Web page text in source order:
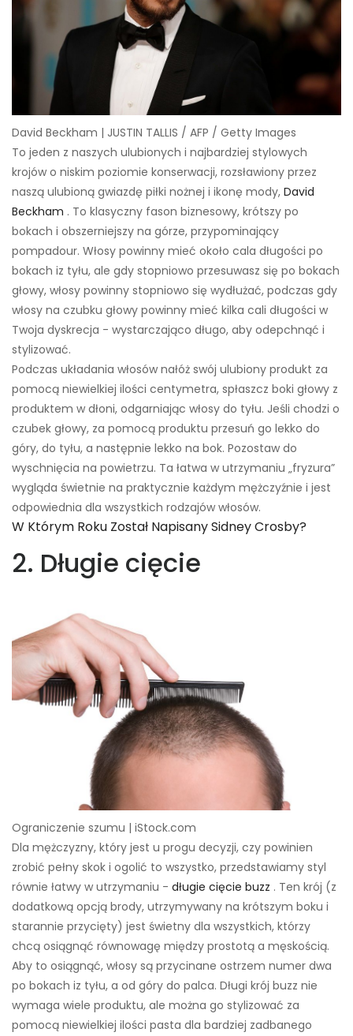
David Beckham | JUSTIN TALLIS / AFP / Getty Images
To jeden z naszych ulubionych i najbardziej stylowych
krojów o niskim poziomie konserwacji, rozsławiony przez
naszą ulubioną gwiazdę piłki nożnej i ikonę mody, David
Beckham . To klasyczny fason biznesowy, krótszy po
bokach i obszerniejszy na górze, przypominający
pompadour. Włosy powinny mieć około cala długości po
bokach iz tyłu, ale gdy stopniowo przesuwasz się po bokach
głowy, włosy powinny stopniowo się wydłużać, podczas gdy
włosy na czubku głowy powinny mieć kilka cali długości w
Twoja dyskrecja - wystarczająco długo, aby odepchnąć i
stylizować.
Podczas układania włosów nałóż swój ulubiony produkt za
pomocą niewielkiej ilości centymetra, spłaszcz boki głowy z
produktem w dłoni, odgarniając włosy do tyłu. Jeśli chodzi o
czubek głowy, za pomocą produktu przesuń go lekko do
góry, do tyłu, a następnie lekko na bok. Pozostaw do
wyschnięcia na powietrzu. Ta łatwa w utrzymaniu „fryzura”
wygląda świetnie na praktycznie każdym mężczyźnie i jest
odpowiednia dla wszystkich rodzajów włosów.
W Którym Roku Został Napisany Sidney Crosby?
2. Długie cięcie
Ograniczenie szumu | iStock.com
Dla mężczyzny, który jest u progu decyzji, czy powinien
zrobić pełny skok i ogolić to wszystko, przedstawiamy styl
równie łatwy w utrzymaniu - długie cięcie buzz . Ten krój (z
dodatkową opcją brody, utrzymywany na krótszym boku i
starannie przycięty) jest świetny dla wszystkich, którzy
chcą osiągnąć równowagę między prostotą a męskością.
Aby to osiągnąć, włosy są przycinane ostrzem numer dwa
po bokach iz tyłu, a od góry do palca. Długi krój buzz nie
wymaga wiele produktu, ale można go stylizować za
pomocą niewielkiej ilości pasta dla bardziej zadbanego